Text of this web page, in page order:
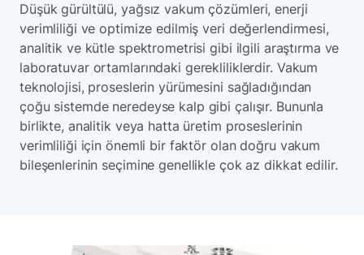
Düşük gürültülü, yağsız vakum çözümleri, enerji
verimliliği ve optimize edilmiş veri değerlendirmesi,
analitik ve kütle spektrometrisi gibi ilgili araştırma ve
laboratuvar ortamlarındaki gerekliliklerdir. Vakum
teknolojisi, proseslerin yürümesini sağladığından
çoğu sistemde neredeyse kalp gibi çalışır. Bununla
birlikte, analitik veya hatta üretim proseslerinin
verimliliği için önemli bir faktör olan doğru vakum
bileşenlerinin seçimine genellikle çok az dikkat edilir.